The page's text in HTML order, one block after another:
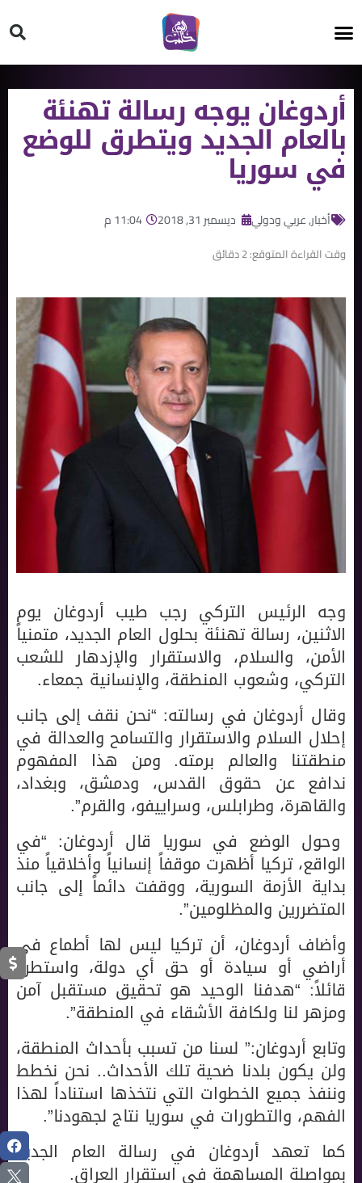
أردوغان يوجه رسالة تهنئة
بالعام الجديد ويتطرق للوضع
في سوريا
أخبار,عربي ودولي ديسمبر 31, 2018 11:04 م
وقت القراءة المتوقع:2دقائق
وجه الرئيس التركي رجب طيب أردوغان يوم
الاثنين، رسالة تهنئة بحلول العام الجديد، متمنياً
الأمن، والسلام، والاستقرار والإزدهار للشعب
التركي، وشعوب المنطقة، والإنسانية جمعاء.
وقال أردوغان في رسالته: “نحن نقف إلى جانب
إحلال السلام والاستقرار والتسامح والعدالة في
منطقتنا والعالم برمته. ومن هذا المفهوم
ندافع عن حقوق القدس، ودمشق، وبغداد،
والقاهرة، وطرابلس، وسراييفو، والقرم”.
وحول الوضع في سوريا قال أردوغان: “في
الواقع، تركيا أظهرت موقفاً إنسانياً وأخلاقياً منذ
بداية الأزمة السورية، ووقفت دائماً إلى جانب
المتضررين والمظلومين”.
وأضاف أردوغان، أن تركيا ليس لها أطماع في
أراضي أو سيادة أو حق أي دولة، واستطرد
قائلاً: “هدفنا الوحيد هو تحقيق مستقبل آمن
ومزهر لنا ولكافة الأشقاء في المنطقة”.
وتابع أردوغان:” لسنا من تسبب بأحداث المنطقة،
ولن يكون بلدنا ضحية تلك الأحداث.. نحن نخطط
وننفذ جميع الخطوات التي نتخذها استناداً لهذا
الفهم، والتطورات في سوريا نتاج لجهودنا”.
كما تعهد أردوغان في رسالة العام الجديد
بمواصلة المساهمة في استقرار العراق.